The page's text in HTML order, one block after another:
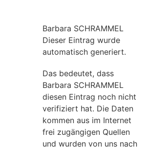
Barbara SCHRAMMEL
Dieser Eintrag wurde
automatisch generiert.
Das bedeutet, dass
Barbara SCHRAMMEL
diesen Eintrag noch nicht
verifiziert hat. Die Daten
kommen aus im Internet
frei zugängigen Quellen
und wurden von uns nach